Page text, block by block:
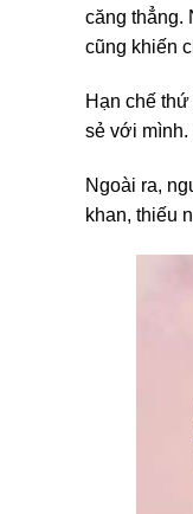
căng thẳng.
cũng khiến
Hạn chế
sẻ với
Ngoài ra,
khan, thiếu